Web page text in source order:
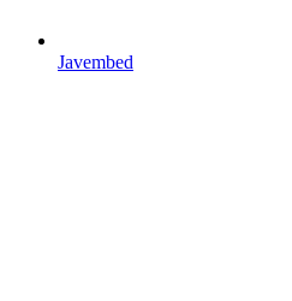
Javembed